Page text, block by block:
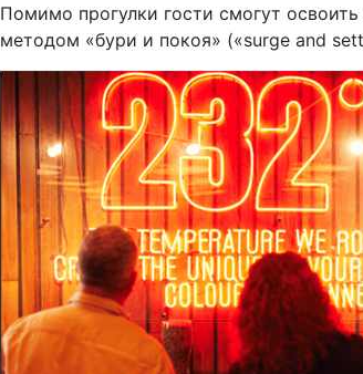
Помимо прогулки гости смогут
методом «бури и покоя» («surge and